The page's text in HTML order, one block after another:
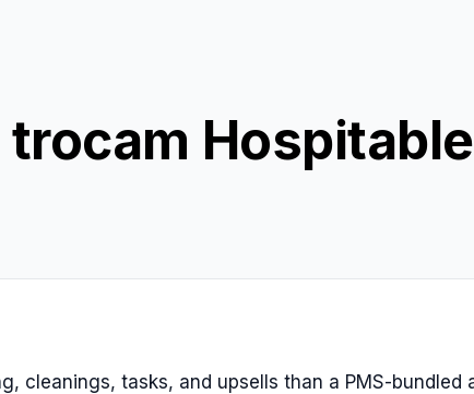
cleanings, tasks, and upsells than a PMS-bundled